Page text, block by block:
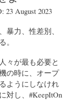
23 August 2023
暴力、性差別、
。
々が最も必要と
の時に、オープ
ようにしなけれ
対し、#KeepItOn